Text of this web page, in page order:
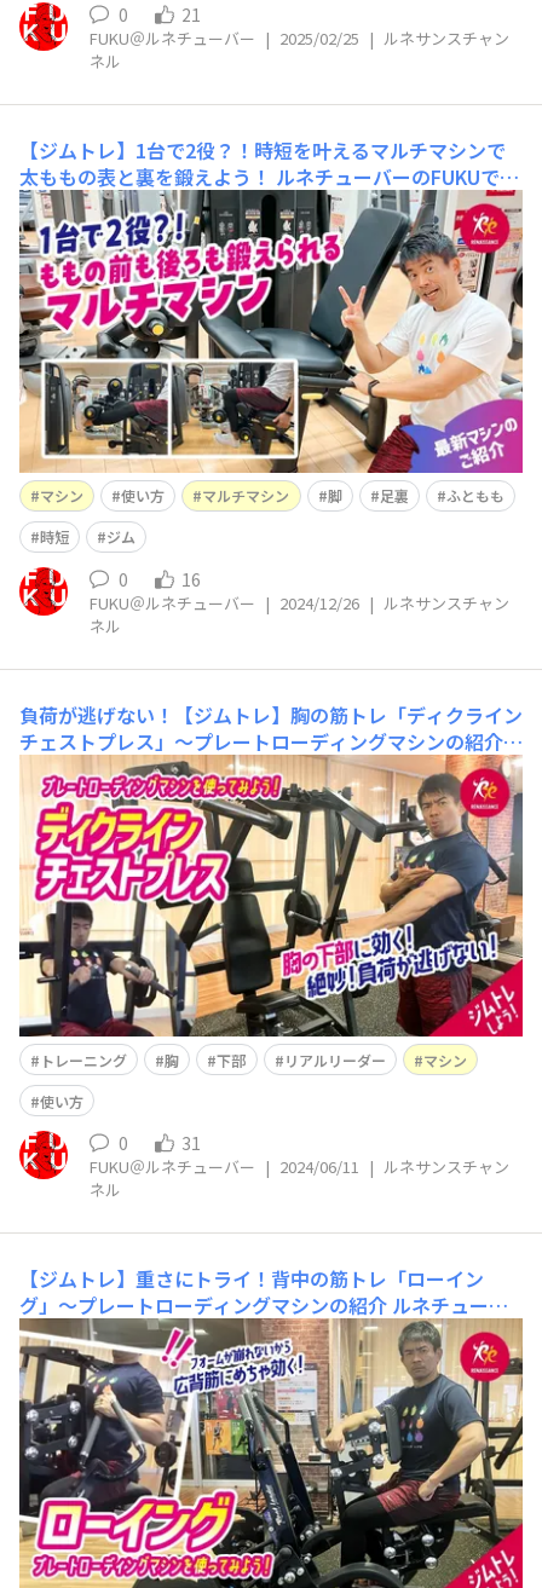
0 21
FUKU＠ルネチューバー | 2025/02/25 | ルネサンスチャン
ネル
【ジムトレ】1台で2役？！時短を叶えるマルチマシンで
太ももの表と裏を鍛えよう！ ルネチューバーのFUKUで
す！ ルネサンス公式YouTube「ルネサンスチャンネ
ル」を更新しました(^^)/ 今回は 【ジムトレ】1台
で2役？！時短を叶えるマルチマシンで太ももの表と裏を
鍛えよう！ という内容です。 &n
マシン 使い方 マルチマシン 脚 足裏
ふともも
時短
ジム
0 16
FUKU＠ルネチューバー | 2024/12/26 | ルネサンスチャン
ネル
負荷が逃げない！【ジムトレ】胸の筋トレ「ディクライン
チェストプレス」〜プレートローディングマシンの紹介
ルネチューバーのFUKUです！ ルネサンス公式YouTu
be「ルネサンスチャンネル」を更新しました(^^)/ 今
回は 負荷が逃げない！【ジムトレ】胸の筋トレ「ディ
クラインチェストプレス」〜プレートローディングマシン
の紹介 という内容です。 胸の下部をターゲット
にするプレートロー
トレーニング 胸 下部 リアルリーダー
マシン
使い方
0 31
FUKU＠ルネチューバー | 2024/06/11 | ルネサンスチャン
ネル
【ジムトレ】重さにトライ！背中の筋トレ「ローイン
グ」〜プレートローディングマシンの紹介 ルネチューバ
ーのFUKUです！ ルネサンス公式YouTube「ルネサン
スチャンネル」を更新しました(^^)/ 今回は 【ジ
ムトレ】重さにトライ！背中の筋トレ「ローイング」〜プ
レートローディングマシンの紹介 という内容です。
いや～、このマシンは本当にテンション上がりました
ね！